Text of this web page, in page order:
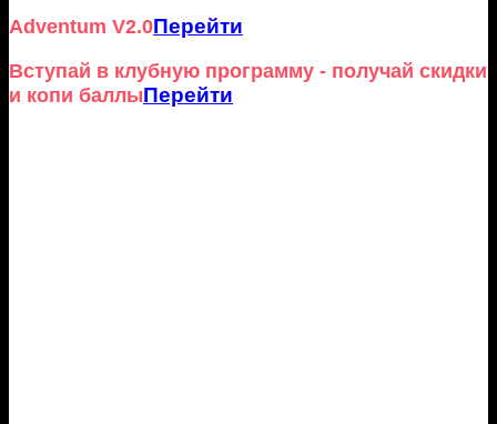
Adventum V2.0Перейти
Вступай в клубную программу - получай скидки
и копи баллыПерейти